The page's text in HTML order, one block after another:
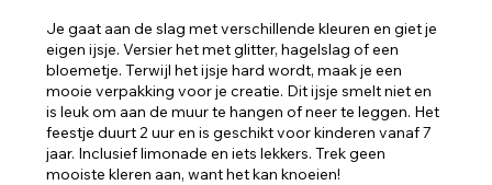
Je gaat aan de slag met verschillende kleuren en giet je
eigen ijsje. Versier het met glitter, hagelslag of een
bloemetje. Terwijl het ijsje hard wordt, maak je een
mooie verpakking voor je creatie. Dit ijsje smelt niet en
is leuk om aan de muur te hangen of neer te leggen. Het
feestje duurt 2 uur en is geschikt voor kinderen vanaf 7
jaar. Inclusief limonade en iets lekkers. Trek geen
mooiste kleren aan, want het kan knoeien!